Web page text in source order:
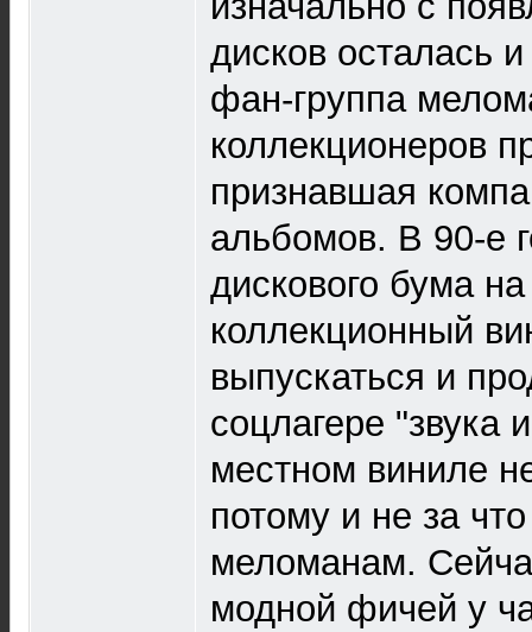
дисков осталась
фан-группа
коллекционеров
признавшая
альбомов. В 90-е
дискового бума
коллекционный
выпускаться и
соцлагере "звука
местном виниле
потому и не за
меломанам.
модной фичей у